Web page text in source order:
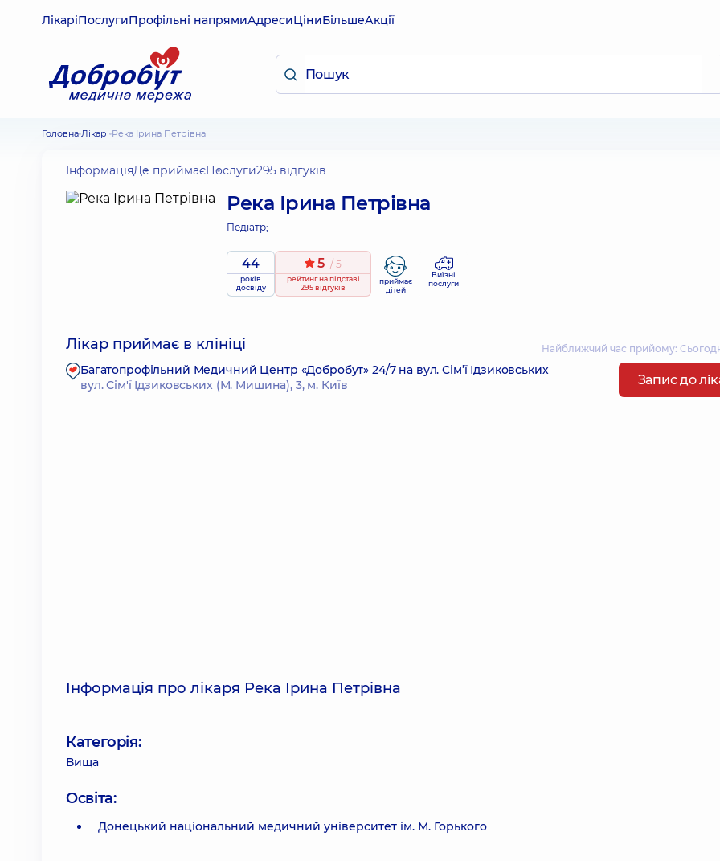
ЛікаріПослугиПрофільні напрямиАдресиЦіниБільшеАкції
Головна Лікарі Река Ірина Петрівна
ІнформаціяДе приймаєПослуги295 відгуків
Река Ірина Петрівна
Педіатр;
44
років
досвіду
5 / 5
рейтингна підставі
295 відгуків
приймає
дітей
Виїзні
послуги
Лікар приймає в клініці Найближчий час прийому:
Багатопрофільний Медичний Центр «Добробут» 24/7 на вул. Сім’ї Ідзиковських
вул. Сім'ї Ідзиковських (М. Мишина), 3, м. Київ
Запис до
Інформація про лікаря Река Ірина Петрівна
Категорія:
Вища
Освіта:
Донецький національний медичний університет ім. М. Горького